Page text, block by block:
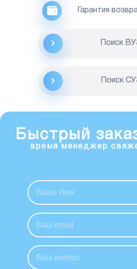
Гарантия
Поиск
Поиск
Быстрый
время менеджер